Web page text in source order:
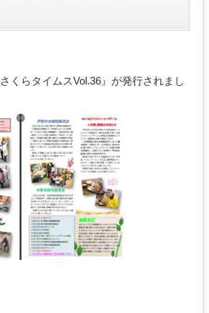
くらタイムスVol.36』が発行されまし